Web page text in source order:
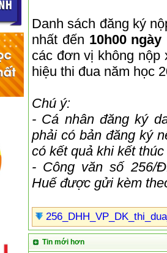
Danh sách đăng ký
nhất đến 10h00 ngày
các đơn vị không nộp
hiệu thi đua năm học
Chú ý:
- Cá nhân đăng ký
phải có bản đăng ký
có kết quả khi kết
- Công văn số 256/
Huế được gửi kèm
Tin mới hơn